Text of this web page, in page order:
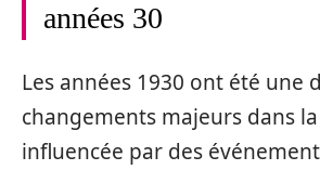
années 30
Les années 1930 ont été une
changements majeurs dans
influencée par des